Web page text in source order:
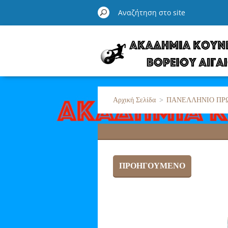
Αρχική Σελίδα > ΠΑΝΕΛΛΗΝΙΟ
ΠΡΟΗΓΟΎΜΕΝΟ